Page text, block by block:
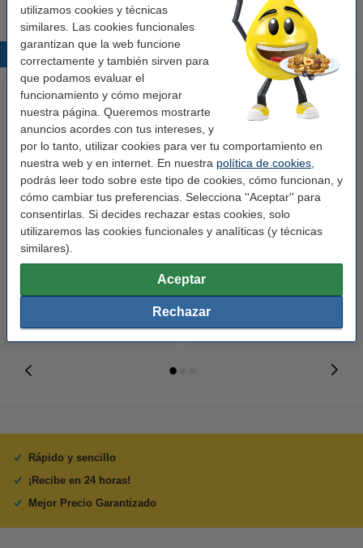
utilizamos cookies y técnicas
similares. Las cookies funcionales
garantizan que la web funcione
correctamente y también sirven para
que podamos evaluar el
funcionamiento y cómo mejorar
nuestra página. Queremos mostrarte
anuncios acordes con tus intereses, y
por lo tanto, utilizar cookies para ver tu comportamiento en
nuestra web y en internet. En nuestra política de cookies
podrás leer todo sobre este tipo de cookies, cómo funcionan, y
cómo cambiar tus preferencias. Selecciona ''Aceptar'' para
consentirlas. Si decides rechazar estas cookies, solo
utilizaremos las cookies funcionales y analíticas (y técnicas
similares).
Aceptar
Rechazar
Productos destacados
Kyocera 302F906230 rodillo de
alimentación (original)
16,50 € Incl. 21% IVA
Maxell AA/LR06/MN1500 Pilas
Alcalinas (32 unidades)
17,50 € Incl. 21% IVA
Rápido y sencillo
¡Recibe en 24 horas!
Mejor Precio Garantizado